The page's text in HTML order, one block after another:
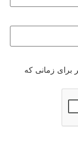
برای زمانی که